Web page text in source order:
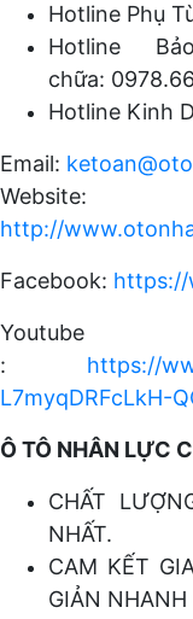
Hotline Phụ
Hotline
chữa:
Hotline Kinh
Email:
http://
Facebook: https://
Youtube
: https://
L7myqDRFcLkH-
Ô TÔ NHÂN LỰC
CHẤT
NHẤT.
CAM KẾT
GIẢN NHANH